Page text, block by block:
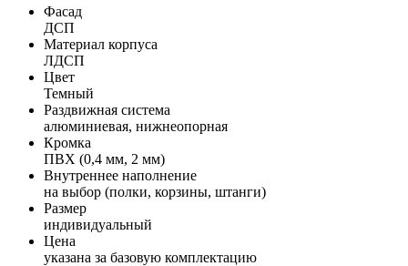
Фасад
ДСП
Материал корпуса
ЛДСП
Цвет
Темный
Раздвижная система
алюминиевая, нижнеопорная
Кромка
ПВХ (0,4 мм, 2 мм)
Внутреннее наполнение
на выбор (полки, корзины, штанги)
Размер
индивидуальный
Цена
указана за базовую комплектацию